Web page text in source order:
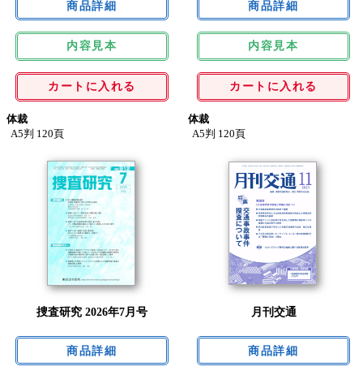
内容見本
カートに入れる
体裁
A5判 120頁
内容見本
カートに入れる
体裁
A5判 120頁
捜査研究 2026年7月号 月刊交通